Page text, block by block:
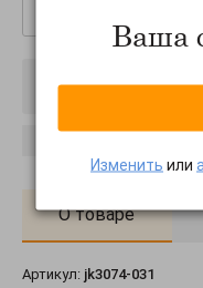
О товаре
Артикул: jk3074-031
Ваша
Изменить или